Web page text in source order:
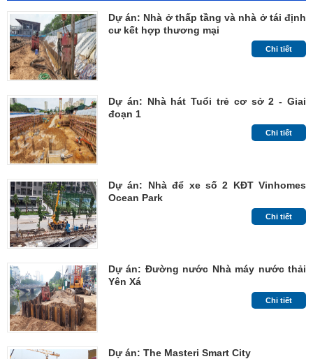
Dự án: Nhà ở thấp tầng và nhà ở tái định
cư kết hợp thương mại
Chi tiết
Dự án: Nhà hát Tuổi trẻ cơ sở 2 - Giai
đoạn 1
Chi tiết
Dự án: Nhà để xe số 2 KĐT Vinhomes
Ocean Park
Chi tiết
Dự án: Đường nước Nhà máy nước thải
Yên Xá
Chi tiết
Dự án: The Masteri Smart City